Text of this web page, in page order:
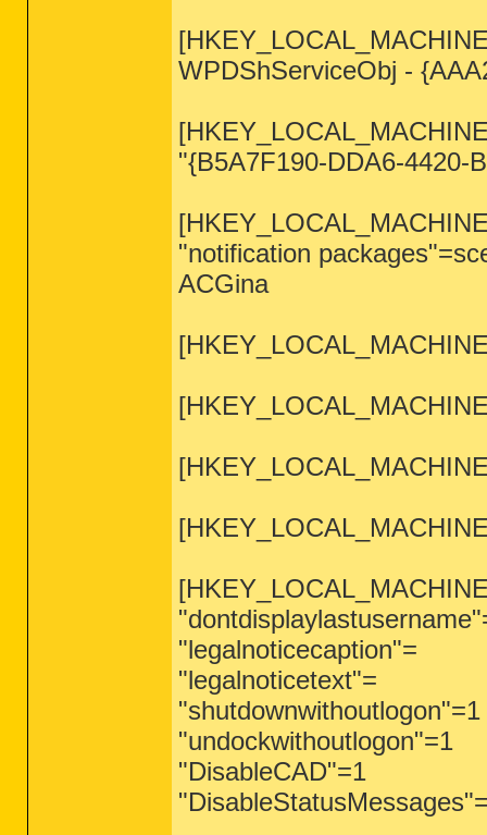
WPDShServiceObj -
"{B5A7F190-DDA6-4420-
"notification
ACGina
"legalnoticecaption"=
"legalnoticetext"=
"shutdownwithoutlogon"=1
"undockwithoutlogon"=1
"DisableCAD"=1